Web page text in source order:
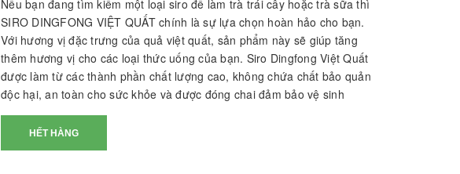
Nếu bạn đang tìm kiếm một loại siro để làm trà trái cây hoặc trà sữa thì
SIRO DINGFONG VIỆT QUẤT chính là sự lựa chọn hoàn hảo cho bạn.
Với hương vị đặc trưng của quả việt quất, sản phẩm này sẽ giúp tăng
thêm hương vị cho các loại thức uống của bạn. Siro Dingfong Việt Quất
được làm từ các thành phần chất lượng cao, không chứa chất bảo quản
độc hại, an toàn cho sức khỏe và được đóng chai đảm bảo vệ sinh
HẾT HÀNG